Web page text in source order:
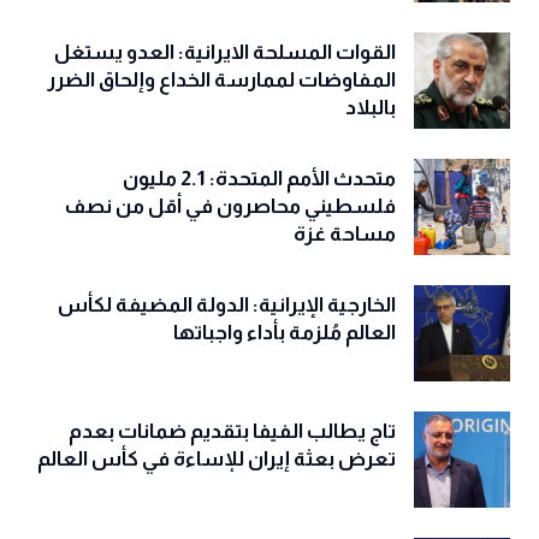
القوات المسلحة الايرانية: العدو يستغل
المفاوضات لممارسة الخداع وإلحاق الضرر
بالبلاد
متحدث الأمم المتحدة: 2.1 مليون
فلسطيني محاصرون في أقل من نصف
مساحة غزة
الخارجية الإيرانية: الدولة المضيفة لكأس
العالم مُلزمة بأداء واجباتها
تاج يطالب الفيفا بتقديم ضمانات بعدم
تعرض بعثة إيران للإساءة في كأس العالم